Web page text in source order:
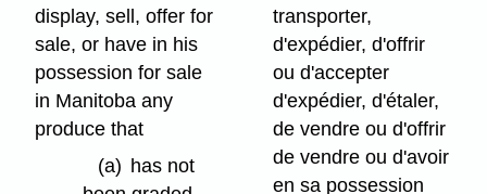
display, sell, offer for
sale, or have in his
possession for sale
in Manitoba any
produce that
(a) has not
transporter,
d'expédier, d'offrir
ou d'accepter
d'expédier, d'étaler,
de vendre ou d'offrir
de vendre ou d'avoir
en sa possession